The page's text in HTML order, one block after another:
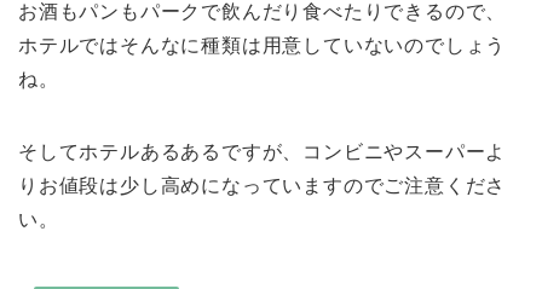
お酒もパンもパークで飲んだり食べたりできるので、
ホテルではそんなに種類は用意していないのでしょう
ね。
そしてホテルあるあるですが、コンビニやスーパーよ
りお値段は少し高めになっていますのでご注意くださ
い。